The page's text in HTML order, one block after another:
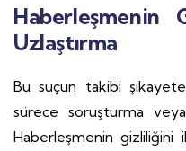
Haberleşmenin
Uzlaştırma
Bu suçun takibi şikayete
sürece soruşturma veya
Haberleşmenin gizliliğini